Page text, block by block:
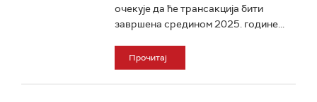
очекује да ће трансакција бити
завршена средином 2025. године...
Прочитај